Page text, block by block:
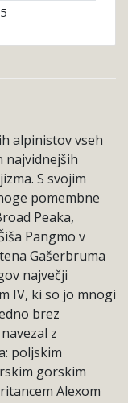
alpinistov vseh
najvidnejših
S svojim
pomembne
Peaka,
Pangmo v
Gašerbruma
največji
IV, ki so jo mnogi
brez
z
poljskim
gorskim
Alexom